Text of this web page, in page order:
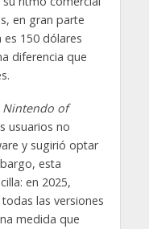
en gran parte
150 dólares
diferencia que
Nintendo of
usuarios no
y sugirió optar
esta
en 2025,
las versiones
medida que